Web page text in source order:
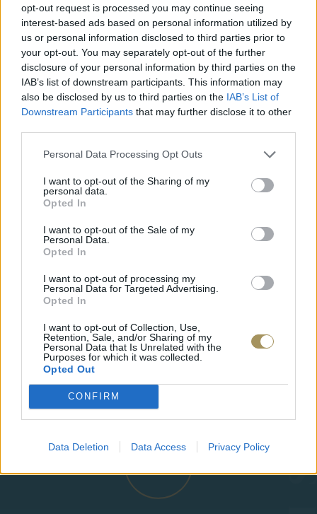
opt-out request is processed you may continue seeing
interest-based ads based on personal information utilized by
us or personal information disclosed to third parties prior to
your opt-out. You may separately opt-out of the further
disclosure of your personal information by third parties on the
IAB’s list of downstream participants. This information may
also be disclosed by us to third parties on the IAB’s List of
Downstream Participants that may further disclose it to other
Personal Data Processing Opt Outs
I want to opt-out of the Sharing of my
personal data.
Opted In
I want to opt-out of the Sale of my
Personal Data.
Opted In
I want to opt-out of processing my
Personal Data for Targeted Advertising.
Opted In
I want to opt-out of Collection, Use,
Retention, Sale, and/or Sharing of my
Personal Data that Is Unrelated with the
Purposes for which it was collected.
Opted Out
CONFIRM
Data Deletion Data Access Privacy Policy
Επιλογές Που Ταιριάζουν
Ανακαλύψτε τα κοσμήματα που αγαπήθηκαν περισσότερο!
Εδώ θα βρείτε τις κορυφαίες επιλογές που ξεχωρίζουν για
το μοναδικό τους στυλ και την εξαιρετική τους ποιότητα.
-10%
JCOU ARIA JU19087-2
134€